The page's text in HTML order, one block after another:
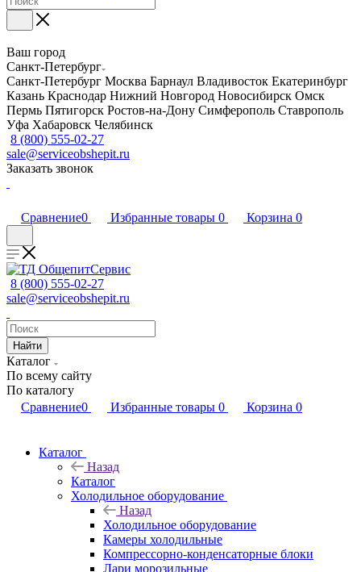
Ваш город
Санкт-Петербург
Санкт-Петербург Москва Барнаул Владивосток Екатеринбург
Казань Краснодар Нижний Новгород Новосибирск Омск
Пермь Пятигорск Ростов-на-Дону Симферополь Ставрополь
Уфа Хабаровск Челябинск
8 (800) 555-02-27
sale@serviceobshepit.ru
Заказать звонок
Сравнение0 Избранные товары 0 Корзина 0
8 (800) 555-02-27
sale@serviceobshepit.ru
Найти
Каталог
По всему сайту
По каталогу
Сравнение0 Избранные товары 0 Корзина 0
Каталог
Назад
Каталог
Холодильное оборудование
Назад
Холодильное оборудование
Камеры холодильные
Компрессорно-конденсаторные блоки
Лари морозильные